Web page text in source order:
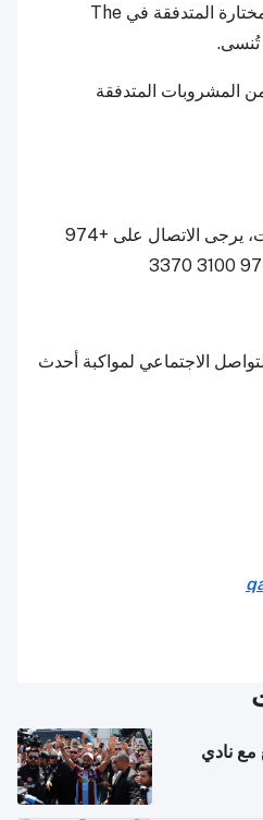
بساعتين من المشروبات المختارة المتدفقة في The
للحجز ولمزيد من المعلومات، يرجى الاتصال على +974
الاجتماعي لمواكبة أحدث
مع نادي